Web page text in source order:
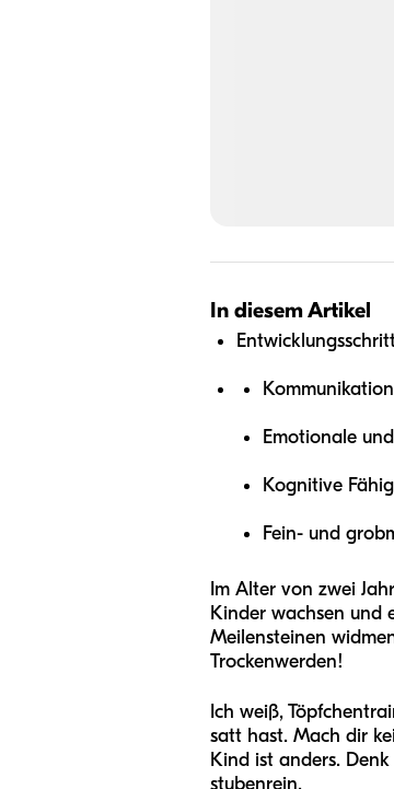
In diesem Artikel
Emotionale
Kognitive
Fein- und
Im Alter von zwei
Kinder wachsen und
Meilensteinen
Trockenwerden!
Ich weiß,
satt hast. Mach dir
Kind ist anders.
stubenrein.